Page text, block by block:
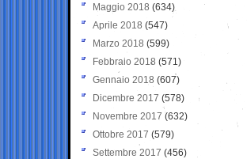
Maggio 2018 (634)
Aprile 2018 (547)
Marzo 2018 (599)
Febbraio 2018 (571)
Gennaio 2018 (607)
Dicembre 2017 (578)
Novembre 2017 (632)
Ottobre 2017 (579)
Settembre 2017 (456)